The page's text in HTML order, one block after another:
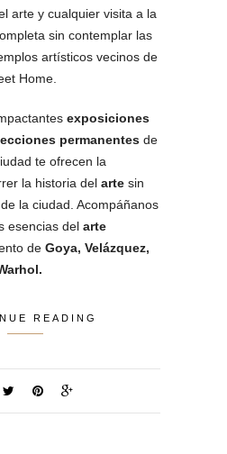
arte y cualquier visita a la
sin contemplar las
artísticos vecinos de
Home.
exposiciones
permanentes de
te ofrecen la
la historia del arte sin
la ciudad. Acompáñanos
esencias del arte
de Goya, Velázquez,
READING